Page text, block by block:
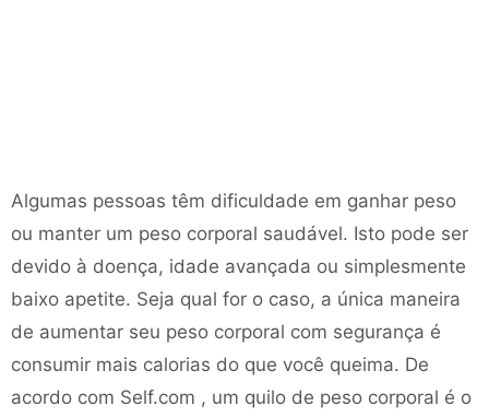
Algumas pessoas têm dificuldade em ganhar peso
ou manter um peso corporal saudável. Isto pode ser
devido à doença, idade avançada ou simplesmente
baixo apetite. Seja qual for o caso, a única maneira
de aumentar seu peso corporal com segurança é
consumir mais calorias do que você queima. De
acordo com Self.com , um quilo de peso corporal é o